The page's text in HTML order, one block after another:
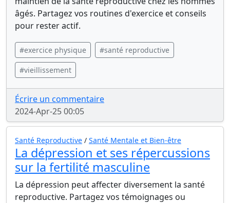
âgés. Partagez vos routines d'exercice et conseils
pour rester actif.
#exercice physique #santé reproductive
#vieillissement
Écrire un commentaire
2024-Apr-25 00:05
Santé Reproductive / Santé Mentale et Bien-être
La dépression et ses répercussions
sur la fertilité masculine
La dépression peut affecter diversement la santé
reproductive. Partagez vos témoignages ou